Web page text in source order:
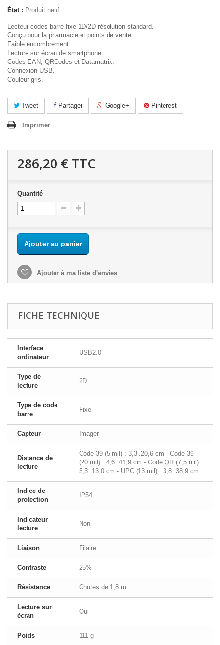
État : Produit neuf
Lecteur codes barre fixe 1D/2D résolution standard.
Conçu pour la pharmacie et points de vente.
Faible encombrement.
Lecture sur écran de smartphone.
Codes EAN, QRCodes et Datamatrix.
Connexion USB.
Couleur gris.
Tweet Partager Google+ Pinterest
Imprimer
286,20 € TTC
Quantité
Ajouter au panier
Ajouter à ma liste d'envies
FICHE TECHNIQUE
Interface
ordinateur
USB2.0
Type de
lecture
2D
Type de code
barre
Fixe
Capteur Imager
Distance de
lecture
Code 39 (5 mil) : 3,3..20,6 cm - Code 39
(20 mil) : 4,6..41,9 cm - Code QR (7,5 mil) :
5,3..13,0 cm - UPC (13 mil) : 3,8..38,9 cm
Indice de
protection
IP54
Indicateur
lecture
Non
Liaison Filaire
Contraste 25%
Résistance Chutes de 1,8 m
Lecture sur
écran
Oui
Poids 111 g